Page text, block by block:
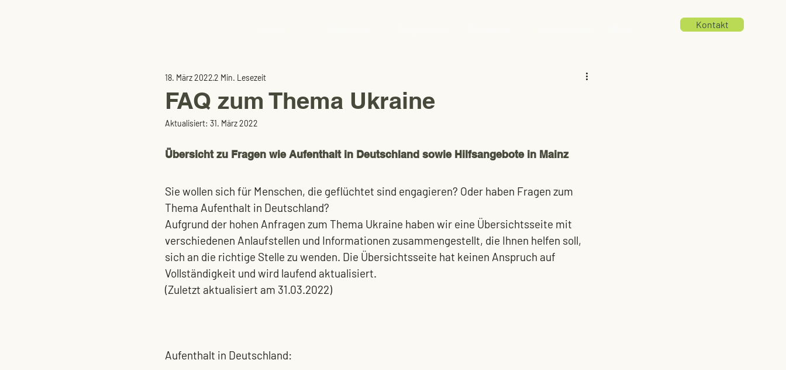
Kontakt
FAQ zum Thema Ukraine
18. März 20222 Min. Lesezeit
Aktualisiert: 31. März 2022
Übersicht zu Fragen wie Aufenthalt in Deutschland sowie Hilfsangebote in Mainz
Sie wollen sich für Menschen, die geflüchtet sind engagieren? Oder haben Fragen zum
Thema Aufenthalt in Deutschland?
Aufgrund der hohen Anfragen zum Thema Ukraine haben wir eine Übersichtsseite mit
verschiedenen Anlaufstellen und Informationen zusammengestellt, die Ihnen helfen soll,
sich an die richtige Stelle zu wenden. Die Übersichtsseite hat keinen Anspruch auf
Vollständigkeit und wird laufend aktualisiert.
(Zuletzt aktualisiert am 31.03.2022)
Aufenthalt in Deutschland: